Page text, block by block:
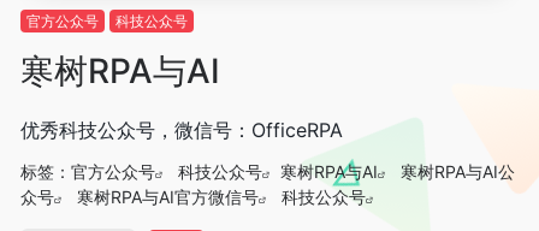
官方公众号 科技公众号
寒树RPA与AI
优秀科技公众号，微信号：OfficeRPA
标签： 官方公众号 科技公众号 寒树RPA与AI
寒树RPA与AI公
众号
寒树RPA与AI官方微信号 科技公众号